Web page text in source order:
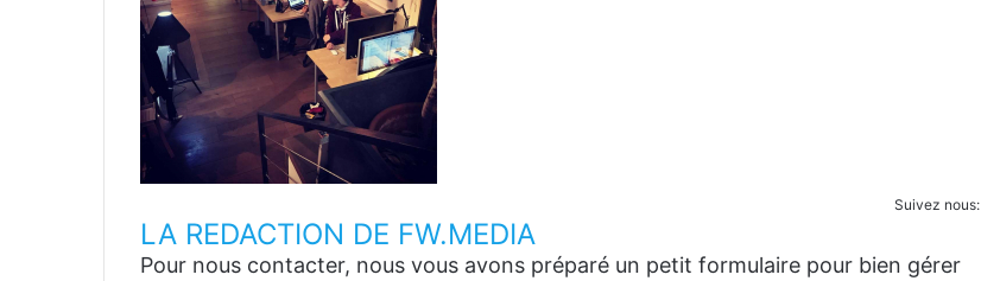
Suivez nous:
LA REDACTION DE FW.MEDIA
Pour nous contacter, nous vous avons préparé un petit formulaire pour bien gérer